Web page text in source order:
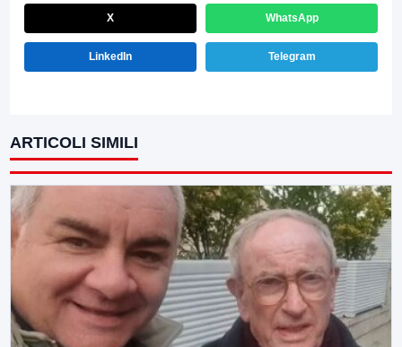
X WhatsApp
LinkedIn Telegram
ARTICOLI SIMILI